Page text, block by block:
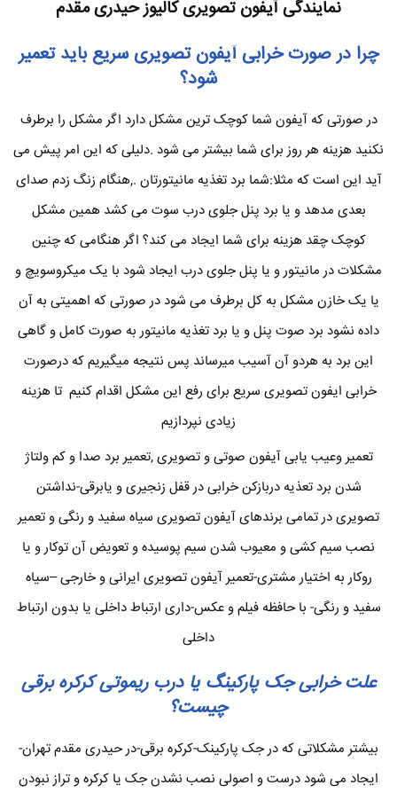
نمایندگی آیفون تصویری کالیوز حیدری مقدم
چرا در صورت خرابی آیفون تصویری سریع باید تعمیر
شود؟
در صورتی که آیفون شما کوچک ترین مشکل دارد اگر مشکل را برطرف
نکنید هزینه هر روز برای شما بیشتر می شود .دلیلی که این امر پیش می
آید این است که مثلا:شما برد تغذیه مانیتورتان .,هنگام زنگ زدم صدای
بعدی مدهد و یا برد پنل جلوی درب سوت می کشد همین مشکل
کوچک چقد هزینه برای شما ایجاد می کند؟ اگر هنگامی که چنین
مشکلات در مانیتور و یا پنل جلوی درب ایجاد شود با یک میکروسویچ و
یا یک خازن مشکل به کل برطرف می شود در صورتی که اهمیتی به آن
داده نشود برد صوت پنل و یا برد تغذیه مانیتور به صورت کامل و گاهی
این برد به هردو آن آسیب میرساند پس نتیجه میگیریم که درصورت
خرابی ایفون تصویری سریع برای رفع این مشکل اقدام کنیم تا هزینه
زیادی نپردازیم
تعمیر وعیب یابی آیفون صوتی و تصویری ,تعمیر برد صدا و کم ولتاژ
شدن برد تعذیه دربازکن خرابی در قفل زنجیری و یابرقی-نداشتن
تصویری در تمامی برندهای آیفون تصویری سیاه سفید و رنگی و تعمیر
نصب سیم کشی و معیوب شدن سیم پوسیده و تعویض آن توکار و یا
روکار به اختیار مشتری-تعمیر آیفون تصویری ایرانی و خارجی –سیاه
سفید و رنگی- با حافظه فیلم و عکس-داری ارتباط داخلی یا بدون ارتباط
داخلی
علت خرابی جک پارکینگ یا درب ریموتی کرکره برقی
چیست؟
بیشتر مشکلاتی که در جک پارکینک-کرکره برقی-در حیدری مقدم تهران-
ایجاد می شود درست و اصولی نصب نشدن جک یا کرکره و تراز نبودن